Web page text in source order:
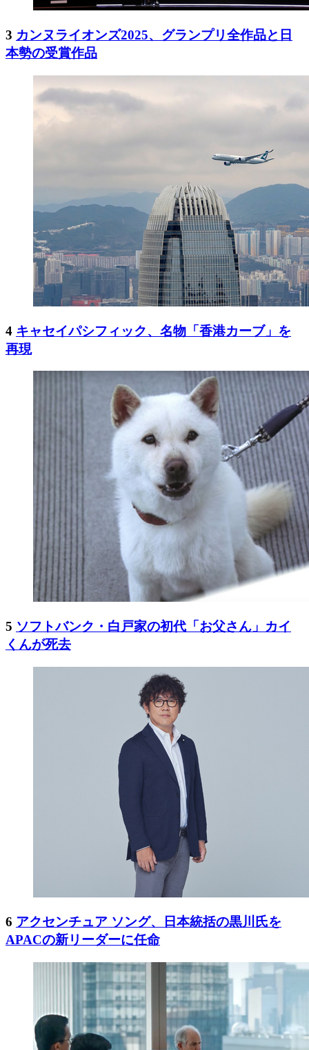
3 カンヌライオンズ2025、グランプリ全作品と日
本勢の受賞作品
4 キャセイパシフィック、名物「香港カーブ」を
再現
5 ソフトバンク・白戸家の初代「お父さん」カイ
くんが死去
6 アクセンチュア ソング、日本統括の黒川氏を
APACの新リーダーに任命